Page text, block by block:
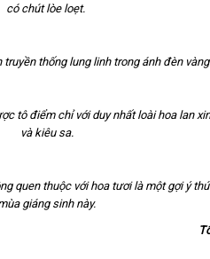
có chút lòe loẹt.
truyền thống lung linh trong ánh đèn
tô điểm chỉ với duy nhất loài hoa lan
và kiêu sa.
quen thuộc với hoa tươi là một gợi ý
giáng sinh này.